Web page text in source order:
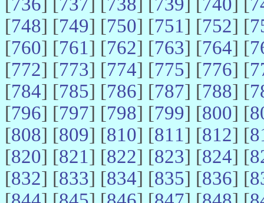
[748] [749] [750] [751] [752] [
[760] [761] [762] [763] [764] [
[772] [773] [774] [775] [776] [
[784] [785] [786] [787] [788] [
[796] [797] [798] [799] [800] [
[808] [809] [810] [811] [812] [
[820] [821] [822] [823] [824] [
[832] [833] [834] [835] [836] [